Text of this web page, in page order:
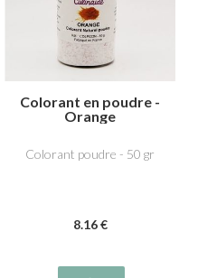
Colorant en poudre -
Orange
Colorant poudre - 50 gr
8.16 €